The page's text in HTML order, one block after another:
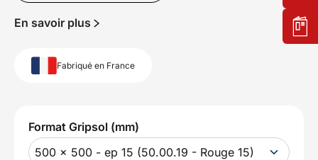
En savoir plus
Fabriqué en France
Format Gripsol (mm)
500 x 500 - ep 15 (50.00.19 - Rouge 15)